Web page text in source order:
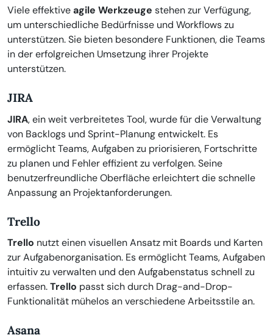
Viele effektiveagile Werkzeuge stehen zur Verfügung,
um unterschiedliche Bedürfnisse und Workflows zu
unterstützen. Sie bieten besondere Funktionen, die Teams
in der erfolgreichen Umsetzung ihrer Projekte
unterstützen.
JIRA
JIRA, ein weit verbreitetes Tool, wurde für die Verwaltung
von Backlogs und Sprint-Planung entwickelt. Es
ermöglicht Teams, Aufgaben zu priorisieren, Fortschritte
zu planen und Fehler effizient zu verfolgen. Seine
benutzerfreundliche Oberfläche erleichtert die schnelle
Anpassung an Projektanforderungen.
Trello
Trello nutzt einen visuellen Ansatz mit Boards und Karten
zur Aufgabenorganisation. Es ermöglicht Teams, Aufgaben
intuitiv zu verwalten und den Aufgabenstatus schnell zu
erfassen.Trello passt sich durch Drag-and-Drop-
Funktionalität mühelos an verschiedene Arbeitsstile an.
Asana